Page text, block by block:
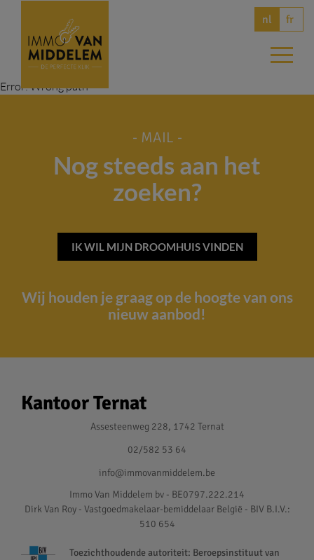
nl fr
Error: Wrong path
- MAIL -
Nog steeds aan het
zoeken?
IK WIL MIJN DROOMHUIS VINDEN
Wij houden je graag op de hoogte van ons
nieuw aanbod!
Kantoor Ternat
Assesteenweg 228, 1742 Ternat
02/582 53 64
info@immovanmiddelem.be
Immo Van Middelem bv - BE0797.222.214
Dirk Van Roy - Vastgoedmakelaar-bemiddelaar België - BIV B.I.V.:
510 654
Toezichthoudende autoriteit: Beroepsinstituut van